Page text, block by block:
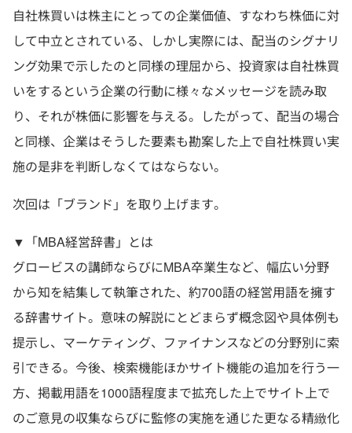
自社株買いは株主にとっての企業価値、すなわち株価に対
して中立とされている、しかし実際には、配当のシグナリ
ング効果で示したのと同様の理屈から、投資家は自社株買
いをするという企業の行動に様々なメッセージを読み取
り、それが株価に影響を与える。したがって、配当の場合
と同様、企業はそうした要素も勘案した上で自社株買い実
施の是非を判断しなくてはならない。
次回は「ブランド」を取り上げます。
▼「MBA経営辞書」とは
グロービスの講師ならびにMBA卒業生など、幅広い分野
から知を結集して執筆された、約700語の経営用語を擁す
る辞書サイト。意味の解説にとどまらず概念図や具体例も
提示し、マーケティング、ファイナンスなどの分野別に索
引できる。今後、検索機能ほかサイト機能の追加を行う一
方、掲載用語を1000語程度まで拡充した上でサイト上で
のご意見の収集ならびに監修の実施を通じた更なる精緻化